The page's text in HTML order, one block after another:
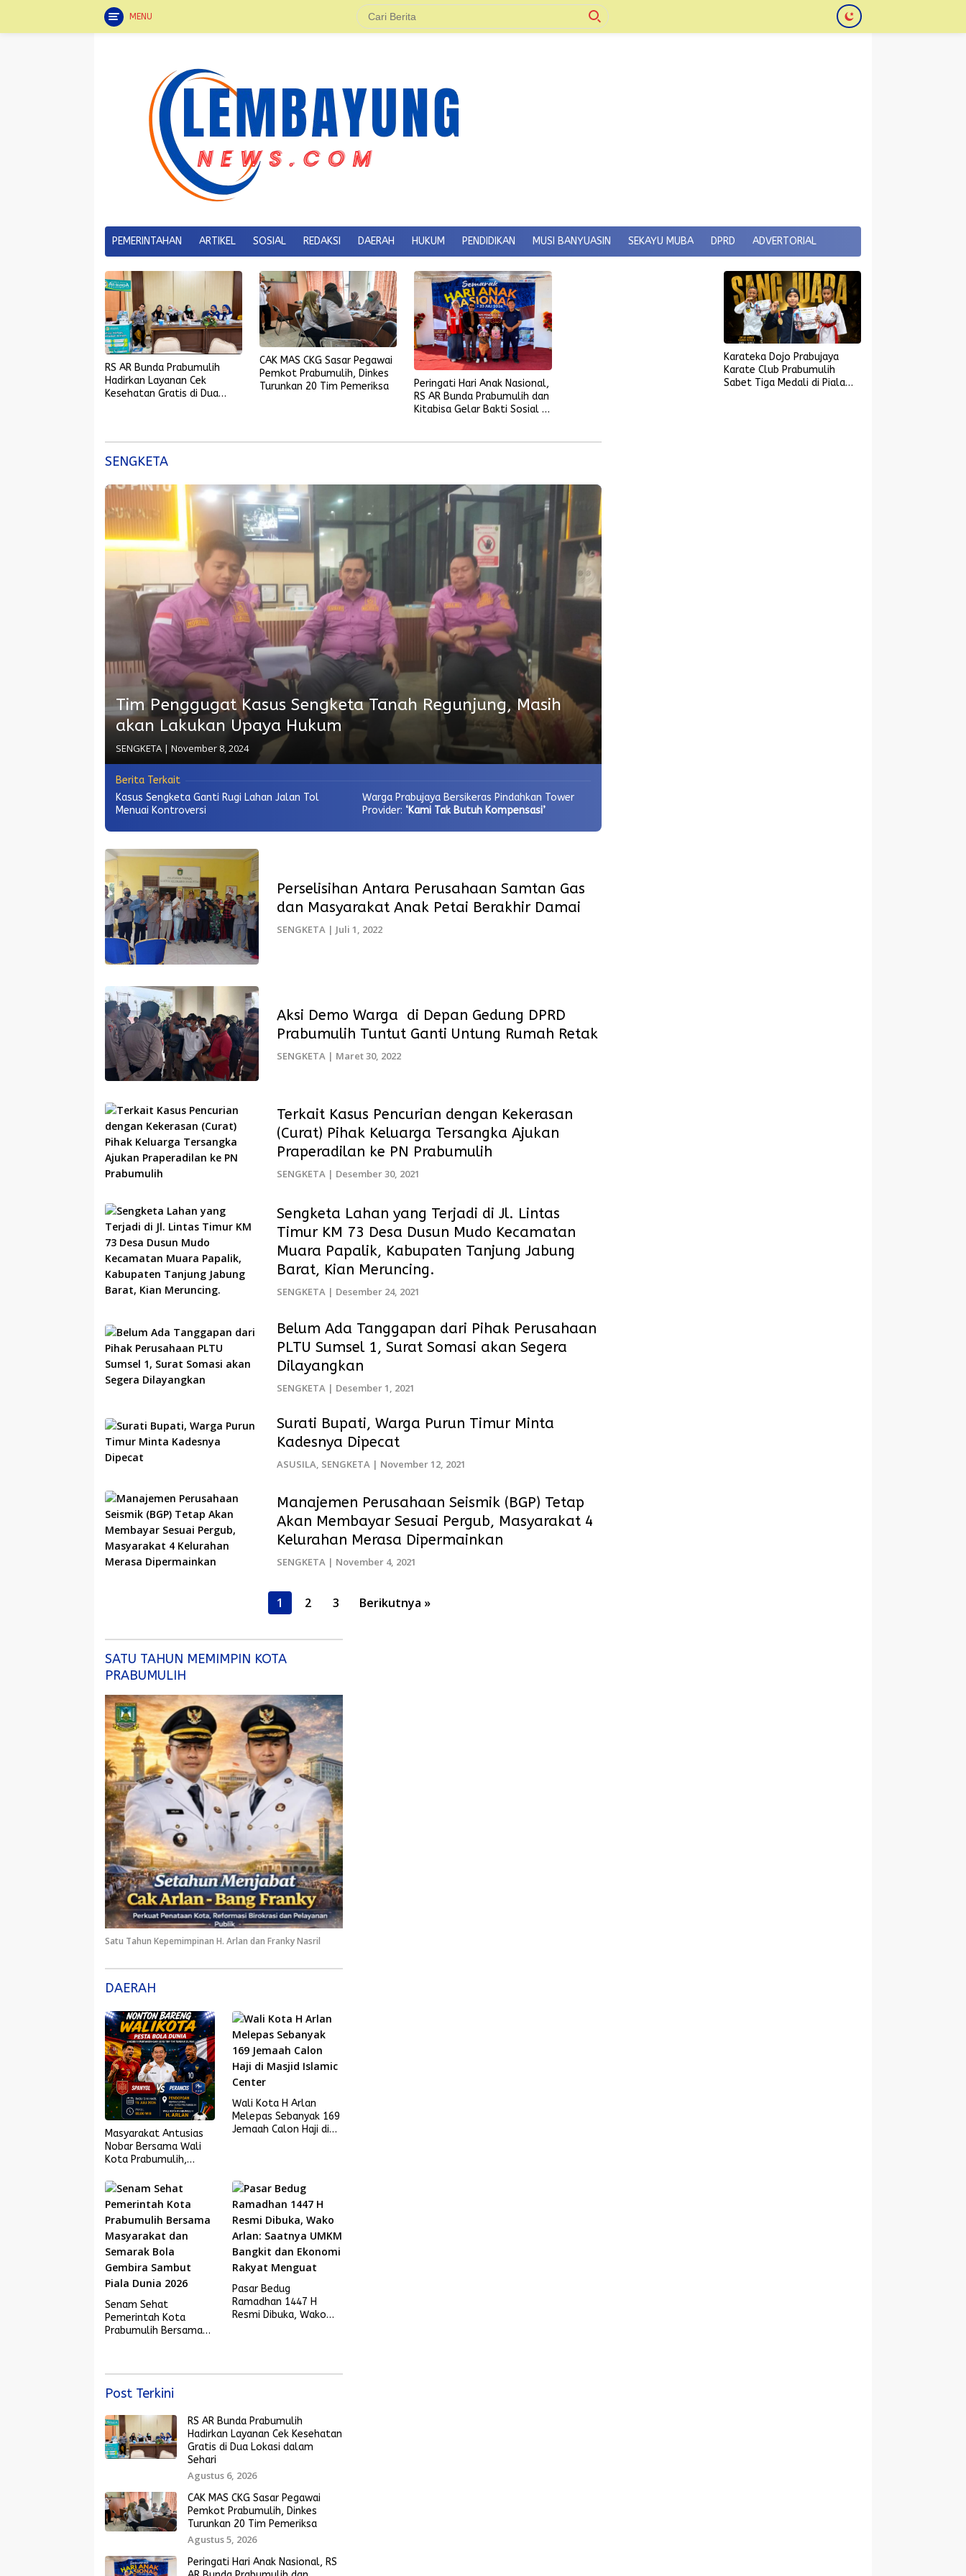
MENU
PEMERINTAHAN ARTIKEL SOSIAL REDAKSI DAERAH HUKUM PENDIDIKAN MUSI BANYUASIN SEKAYU MUBA DPRD ADVERTORIAL
RS AR Bunda Prabumulih
Hadirkan Layanan Cek
Kesehatan Gratis di Dua
CAK MAS CKG Sasar Pegawai
Pemkot Prabumulih, Dinkes
Turunkan 20 Tim Pemeriksa
Peringati Hari Anak Nasional,
RS AR Bunda Prabumulih dan
Kitabisa Gelar Bakti Sosial di
Karateka Dojo Prabujaya
Karate Club Prabumulih
Sabet Tiga Medali di Piala
SENGKETA
Tim Penggugat Kasus Sengketa Tanah Regunjung, Masih
akan Lakukan Upaya Hukum
SENGKETA | November 8, 2024
Berita Terkait
Kasus Sengketa Ganti Rugi Lahan Jalan Tol
Menuai Kontroversi
Warga Prabujaya Bersikeras Pindahkan Tower
Provider: ‘Kami Tak Butuh Kompensasi’
Perselisihan Antara Perusahaan Samtan Gas
dan Masyarakat Anak Petai Berakhir Damai
SENGKETA | Juli 1, 2022
Aksi Demo Warga di Depan Gedung DPRD
Prabumulih Tuntut Ganti Untung Rumah Retak
SENGKETA | Maret 30, 2022
Terkait Kasus Pencurian dengan Kekerasan
(Curat) Pihak Keluarga Tersangka Ajukan
Praperadilan ke PN Prabumulih
SENGKETA | Desember 30, 2021
Sengketa Lahan yang Terjadi di Jl. Lintas
Timur KM 73 Desa Dusun Mudo Kecamatan
Muara Papalik, Kabupaten Tanjung Jabung
Barat, Kian Meruncing.
SENGKETA | Desember 24, 2021
Belum Ada Tanggapan dari Pihak Perusahaan
PLTU Sumsel 1, Surat Somasi akan Segera
Dilayangkan
SENGKETA | Desember 1, 2021
Surati Bupati, Warga Purun Timur Minta
Kadesnya Dipecat
ASUSILA, SENGKETA | November 12, 2021
Manajemen Perusahaan Seismik (BGP) Tetap
Akan Membayar Sesuai Pergub, Masyarakat 4
Kelurahan Merasa Dipermainkan
SENGKETA | November 4, 2021
1 2 3 Berikutnya »
SATU TAHUN MEMIMPIN KOTA
PRABUMULIH
Satu Tahun Kepemimpinan H. Arlan dan Franky Nasril
DAERAH
Masyarakat Antusias
Nobar Bersama Wali
Kota Prabumulih,
Final Piala Dunia 2026
Wali Kota H Arlan
Melepas Sebanyak 169
Jemaah Calon Haji di
Senam Sehat
Pemerintah Kota
Prabumulih Bersama
Pasar Bedug
Ramadhan 1447 H
Resmi Dibuka, Wako
Post Terkini
RS AR Bunda Prabumulih
Hadirkan Layanan Cek Kesehatan
Gratis di Dua Lokasi dalam
Sehari
Agustus 6, 2026
CAK MAS CKG Sasar Pegawai
Pemkot Prabumulih, Dinkes
Turunkan 20 Tim Pemeriksa
Agustus 5, 2026
Peringati Hari Anak Nasional, RS